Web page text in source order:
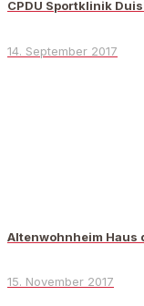
CPDU Sportklinik
14. September 2017
Altenwohnheim Haus
15. November 2017